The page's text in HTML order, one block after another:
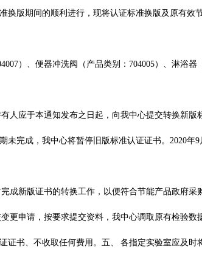
换版期间的顺利进行，现将认证标准换版及原有效
）、便器冲洗阀（产品类别：704005）、淋浴器
人应于本通知发布之日起，向我中心提交转换新版
未完成，我中心将暂停旧版标准认证证书。2020年
成新版证书的转换工作，以便符合节能产品政府采
更申请，按要求提交资料，我中心调取原有检验数
证书、不收取任何费用。五、 各指定实验室应及时